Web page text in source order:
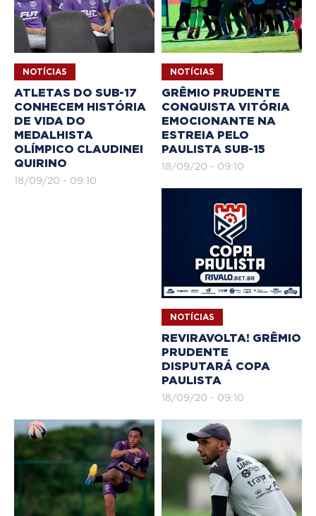
NOTÍCIAS
ATLETAS DO SUB-17
CONHECEM HISTÓRIA
DE VIDA DO
MEDALHISTA
OLÍMPICO CLAUDINEI
QUIRINO
18/09/20 - 09:10
NOTÍCIAS
GRÊMIO PRUDENTE
CONQUISTA VITÓRIA
EMOCIONANTE NA
ESTREIA PELO
PAULISTA SUB-15
18/09/20 - 09:10
NOTÍCIAS
REVIRAVOLTA! GRÊMIO
PRUDENTE
DISPUTARÁ COPA
PAULISTA
18/09/20 - 09:10